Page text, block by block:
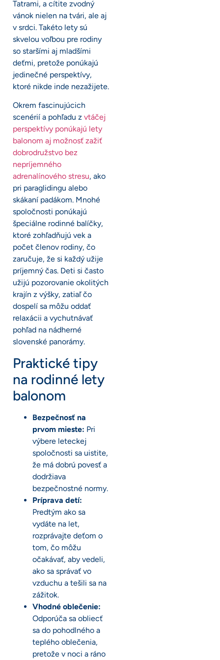
Tatrami, a cítite zvodný
vánok nielen na tvári, ale aj
v srdci. Takéto lety sú
skvelou voľbou pre rodiny
so staršími aj mladšími
deťmi, pretože ponúkajú
jedinečné perspektívy,
ktoré nikde inde nezažijete.
Okrem fascinujúcich
scenérií a pohľadu z vtáčej
perspektívy ponúkajú lety
balonom aj možnosť zažiť
dobrodružstvo bez
nepríjemného
adrenalínového stresu, ako
pri paraglidingu alebo
skákaní padákom. Mnohé
spoločnosti ponúkajú
špeciálne rodinné balíčky,
ktoré zohľadňujú vek a
počet členov rodiny, čo
zaručuje, že si každý užije
príjemný čas. Deti si často
užijú pozorovanie okolitých
krajín z výšky, zatiaľ čo
dospelí sa môžu oddať
relaxácii a vychutnávať
pohľad na nádherné
slovenské panorámy.
Praktické tipy
na rodinné lety
balonom
Bezpečnosť na
prvom mieste: Pri
výbere leteckej
spoločnosti sa uistite,
že má dobrú povesť a
dodržiava
bezpečnostné normy.
Príprava detí:
Predtým ako sa
vydáte na let,
rozprávajte deťom o
tom, čo môžu
očakávať, aby vedeli,
ako sa správať vo
vzduchu a tešili sa na
zážitok.
Vhodné oblečenie:
Odporúča sa obliecť
sa do pohodlného a
teplého oblečenia,
pretože v noci a ráno